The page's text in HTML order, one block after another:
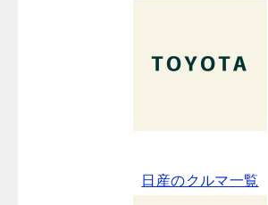
日産のクルマ一覧